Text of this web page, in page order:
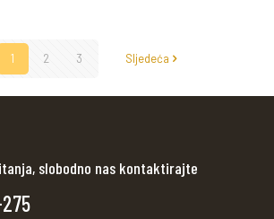
1 2 3 Sljedeća
slobodno nas kontaktirajte